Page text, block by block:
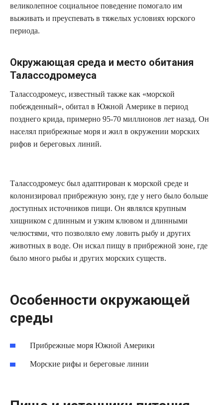
великолепное социальное поведение помогало им
выживать и преуспевать в тяжелых условиях юрского
периода.
Окружающая среда и место обитания
Талассодромеуса
Талассодромеус, известный также как «морской
побежденный», обитал в Южной Америке в период
позднего крида, примерно 95-70 миллионов лет назад. Он
населял прибрежные моря и жил в окружении морских
рифов и береговых линий.
Талассодромеус был адаптирован к морской среде и
колонизировал прибрежную зону, где у него было больше
доступных источников пищи. Он являлся крупным
хищником с длинным и узким клювом и длинными
челюстями, что позволяло ему ловить рыбу и других
животных в воде. Он искал пищу в прибрежной зоне, где
было много рыбы и других морских существ.
Особенности окружающей
среды
Прибрежные моря Южной Америки
Морские рифы и береговые линии